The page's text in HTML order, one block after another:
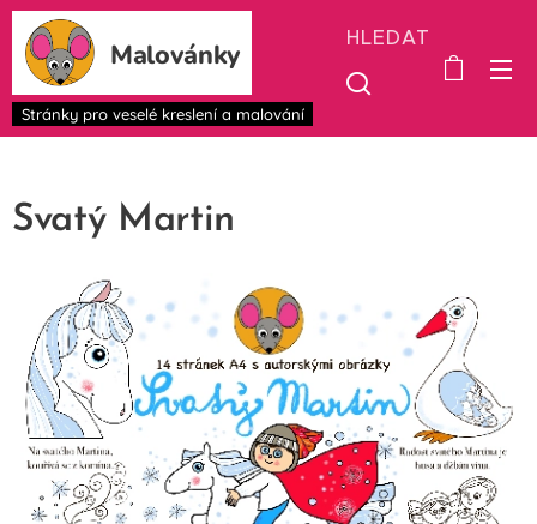
Malovánky
Stránky pro veselé kreslení a malování
HLEDAT
Svatý Martin